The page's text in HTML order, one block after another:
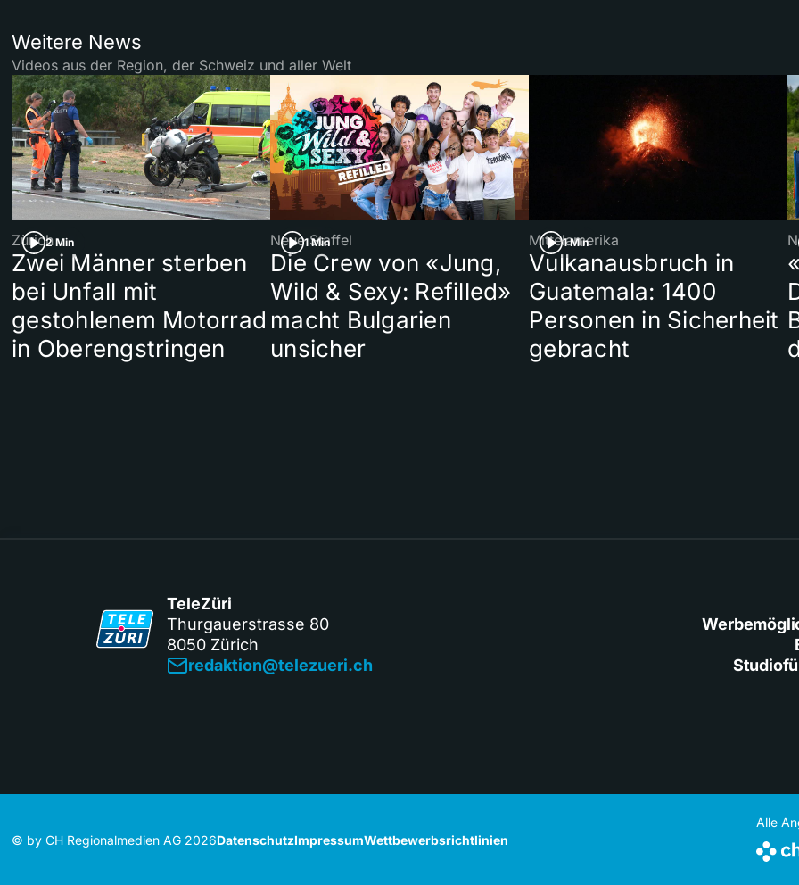
Weitere News
Videos aus der Region, der Schweiz und aller Welt
2 Min
Zürich
Zwei Männer sterben
bei Unfall mit
gestohlenem Motorrad
in Oberengstringen
1 Min
Neue Staffel
Die Crew von «Jung,
Wild & Sexy: Refilled»
macht Bulgarien
unsicher
1 Min
Mittelamerika
Vulkanausbruch in
Guatemala: 1400
Personen in Sicherheit
gebracht
TeleZüri
Thurgauerstrasse 80
8050 Zürich
redaktion@telezueri.ch
© by CH Regionalmedien AG 2026DatenschutzImpressumWettbewerbsrichtlinien
Alle